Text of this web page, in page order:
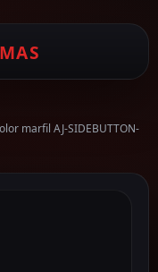
marfil AJ-SIDEBUTTON-